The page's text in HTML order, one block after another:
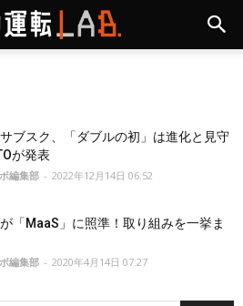
サブスク、「ダブルの初」は進化と見守
が発表
編集部 - 2022年12月14日 06:52
「MaaS」に照準！取り組みを一挙ま
編集部 - 2020年4月14日 07:27